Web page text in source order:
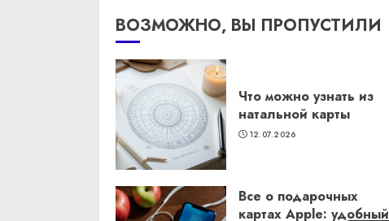
ВОЗМОЖНО, ВЫ ПРОПУСТИЛИ
Что можно узнать из
натальной карты
12.07.2026
Все о подарочных
картах Apple: удобный